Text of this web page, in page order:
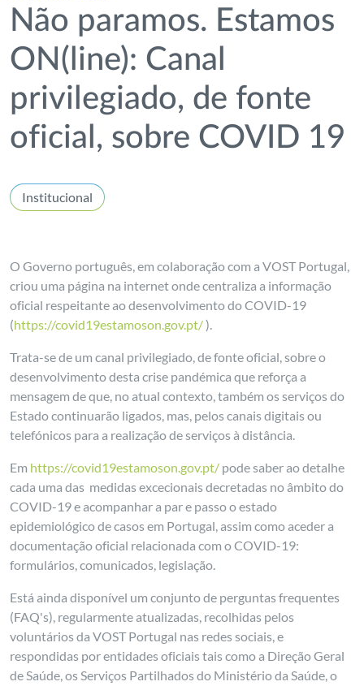
Não paramos. Estamos
ON(line): Canal
privilegiado, de fonte
oficial, sobre COVID 19
Institucional
O Governo português, em colaboração com a VOST Portugal,
criou uma página na internet onde centraliza a informação
oficial respeitante ao desenvolvimento do COVID-19
(https://covid19estamoson.gov.pt/).
Trata-se de um canal privilegiado, de fonte oficial, sobre o
desenvolvimento desta crise pandémica que reforça a
mensagem de que, no atual contexto, também os serviços do
Estado continuarão ligados, mas, pelos canais digitais ou
telefónicos para a realização de serviços à distância.
Em https://covid19estamoson.gov.pt/ pode saber ao detalhe
cada uma das medidas excecionais decretadas no âmbito do
COVID-19 e acompanhar a par e passo o estado
epidemiológico de casos em Portugal, assim como aceder a
documentação oficial relacionada com o COVID-19:
formulários, comunicados, legislação.
Está ainda disponível um conjunto de perguntas frequentes
(FAQ's), regularmente atualizadas, recolhidas pelos
voluntários da VOST Portugal nas redes sociais, e
respondidas por entidades oficiais tais como a Direção Geral
de Saúde, os Serviços Partilhados do Ministério da Saúde, o